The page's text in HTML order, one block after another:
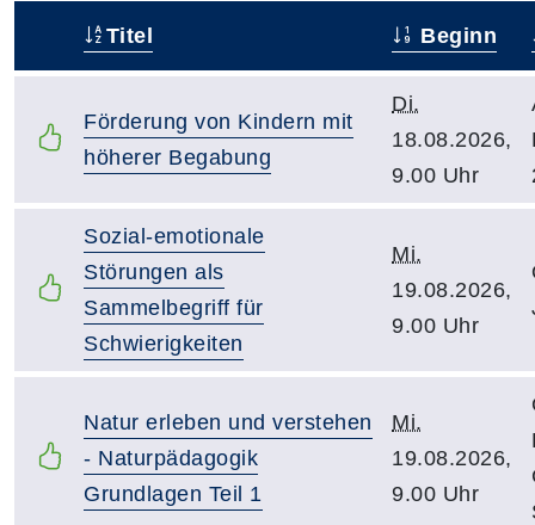
Titel Beginn
Förderung von Kindern mit
höherer Begabung
Di.
18.08.2026,
9.00 Uhr
Sozial-emotionale
Störungen als
Sammelbegriff für
Schwierigkeiten
Mi.
19.08.2026,
9.00 Uhr
Natur erleben und verstehen
- Naturpädagogik
Grundlagen Teil 1
Mi.
19.08.2026,
9.00 Uhr